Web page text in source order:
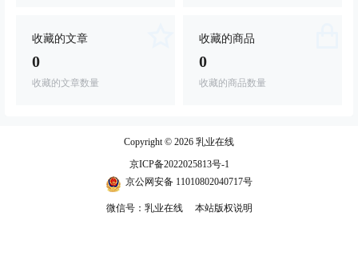
收藏的文章
0
收藏的文章数量
收藏的商品
0
收藏的商品数量
Copyright © 2026 乳业在线
京ICP备2022025813号-1
京公网安备 11010802040717号
微信号：乳业在线 本站版权说明